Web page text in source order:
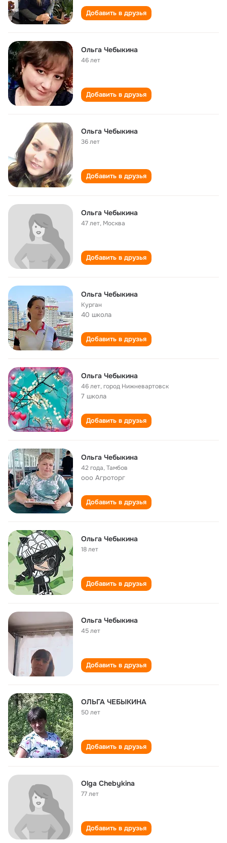
Добавить в друзья
Ольга Чебыкина
46 лет
Добавить в друзья
Ольга Чебыкина
36 лет
Добавить в друзья
Ольга Чебыкина
47 лет, Москва
Добавить в друзья
Ольга Чебыкина
Курган
40 школа
Добавить в друзья
Ольга Чебыкина
46 лет,город Нижневартовск
7 школа
Добавить в друзья
Ольга Чебыкина
42 года,Тамбов
ооо Агроторг
Добавить в друзья
Ольга Чебыкина
18 лет
Добавить в друзья
Ольга Чебыкина
45 лет
Добавить в друзья
ОЛЬГА ЧЕБЫКИНА
50 лет
Добавить в друзья
Olga Chebykina
77 лет
Добавить в друзья